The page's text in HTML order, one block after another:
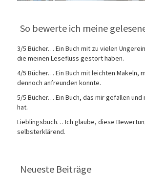
So bewerte ich meine
3/5 Bücher… Ein Buch mit zu vielen
die meinen Lesefluss gestört haben.
4/5 Bücher… Ein Buch mit leichten Makeln,
dennoch anfreunden konnte.
5/5 Bücher… Ein Buch, das mir gefallen
hat.
Lieblingsbuch… Ich glaube, diese
selbsterklärend.
Neueste Beiträge